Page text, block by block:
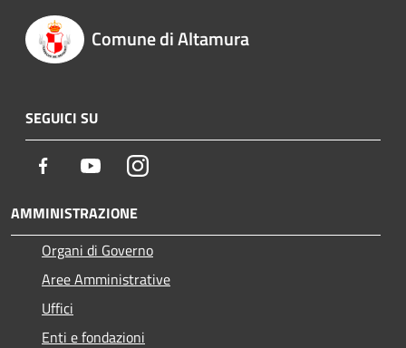
Comune di Altamura
SEGUICI SU
Facebook YoutubeInstagram
AMMINISTRAZIONE
Organi di Governo
Aree Amministrative
Uffici
Enti e fondazioni